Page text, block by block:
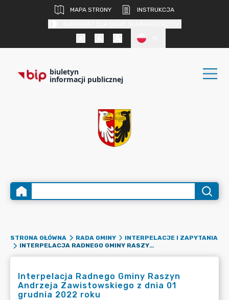
MAPA STRONY
INSTRUKCJA
biuletyn
informacji publicznej
STRONA GŁÓWNA RADA GMINY
INTERPELACJE I ZAPYTANIA
INTERPELACJA RADNEGO GMINY RASZYN ANDRZEJA ZAWISTOWSKIEGO Z DNIA 01 GRUDNIA 2022 ROKU
Interpelacja Radnego Gminy Raszyn
Andrzeja Zawistowskiego z dnia 01
grudnia 2022 roku